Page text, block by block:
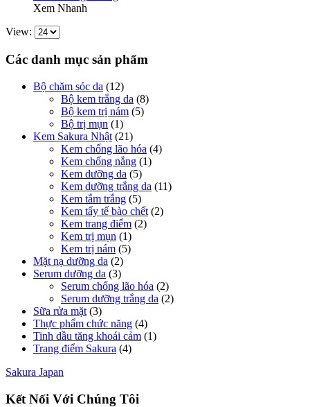
Xem Nhanh
View:
Các danh mục sản phẩm
Bộ chăm sóc da (12)
Bộ kem trắng da (8)
Bộ kem trị nám (5)
Bộ trị mụn (1)
Kem Sakura Nhật (21)
Kem chống lão hóa (4)
Kem chống nắng (1)
Kem dưỡng da (5)
Kem dưỡng trắng da (11)
Kem tắm trắng (5)
Kem tẩy tế bào chết (2)
Kem trang điểm (2)
Kem trị mụn (1)
Kem trị nám (5)
Mặt nạ dưỡng da (2)
Serum dưỡng da (3)
Serum chống lão hóa (2)
Serum dưỡng trắng da (2)
Sữa rửa mặt (3)
Thực phẩm chức năng (4)
Tinh dầu tăng khoái cảm (1)
Trang điểm Sakura (4)
Sakura Japan
Kết Nối Với Chúng Tôi